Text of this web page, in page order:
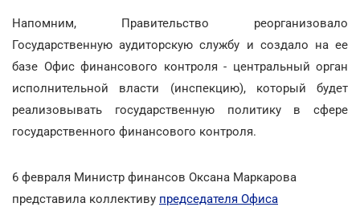
Напомним, Правительство реорганизовало
Государственную аудиторскую службу и создало на ее
базе Офис финансового контроля - центральный орган
исполнительной власти (инспекцию), который будет
реализовывать государственную политику в сфере
государственного финансового контроля.
6 февраля Министр финансов Оксана Маркарова
представила коллективу председателя Офиса